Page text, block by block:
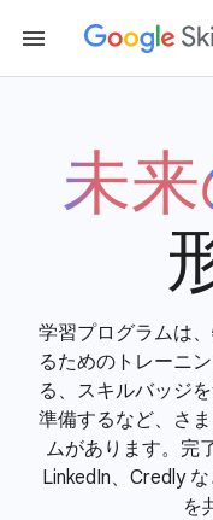
未
学習プログラムは
るためのトレーニ
る、スキルバッジ
準備するなど、さ
ムがあります。完
LinkedIn、Credly
を